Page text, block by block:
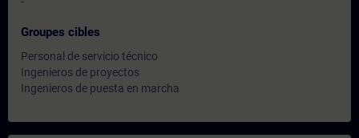
Groupes cibles
Personal de servicio técnico
Ingenieros de proyectos
Ingenieros de puesta en marcha